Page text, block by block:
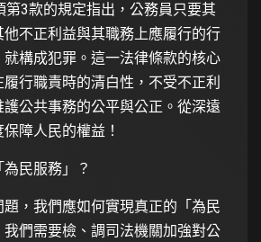
第3款的規定指出，公務員只要其
不正利益與其職務上應履行的行
構成犯罪。這一法律條款的核心
行職責時的清白性，不受不正利
公共事務的公平與公正。從深遠
障人民的權益！
民服務」？
，我們應如何實現真正的「為民
們需要檢、調司法機關加強對公